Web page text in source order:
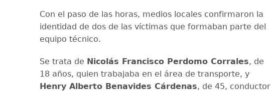
Con el paso de las horas, medios locales confirmaron la
identidad de dos de las víctimas que formaban parte del
equipo técnico.
Se trata de Nicolás Francisco Perdomo Corrales, de
18 años, quien trabajaba en el área de transporte, y
Henry Alberto Benavides Cárdenas, de 45, conductor